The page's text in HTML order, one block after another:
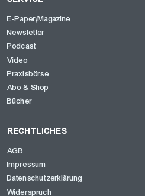
E-Paper/Magazine
Newsletter
Podcast
Video
Praxisbörse
Abo & Shop
Bücher
RECHTLICHES
AGB
Impressum
Datenschutzerklärung
Widerspruch